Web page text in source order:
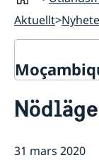
Aktuellt
Om oss
Nya statsråd
Nödläge
31 mars 2020